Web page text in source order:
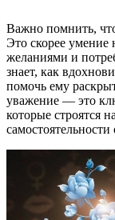
Важно помнить,
Это скорее умение
желаниями и
знает, как
помочь ему
уважение — это
которые строятся